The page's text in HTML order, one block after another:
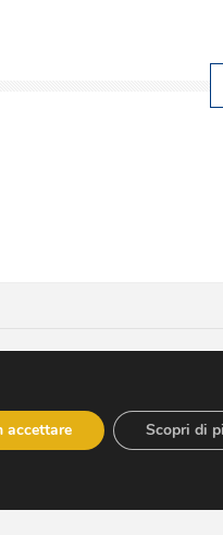
-
accettare Scopri di